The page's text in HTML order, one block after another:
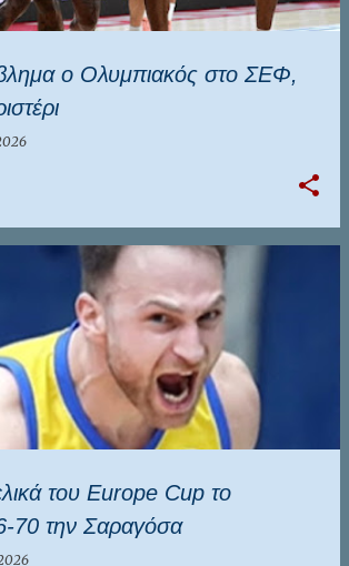
ο Ολυμπιακός στο ΣΕΦ,
του Europe Cup το
70 την Σαραγόσα